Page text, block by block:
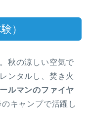
）
秋の涼しい空気で
ンタルし、焚き火
ルマンのファイヤ
キャンプで活躍し